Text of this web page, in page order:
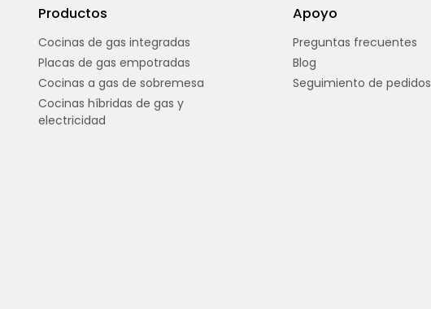
Productos
Cocinas de gas integradas
Placas de gas empotradas
Cocinas a gas de sobremesa
Cocinas híbridas de gas y
electricidad
Apoyo
Preguntas frecuentes
Blog
Seguimiento de pedidos